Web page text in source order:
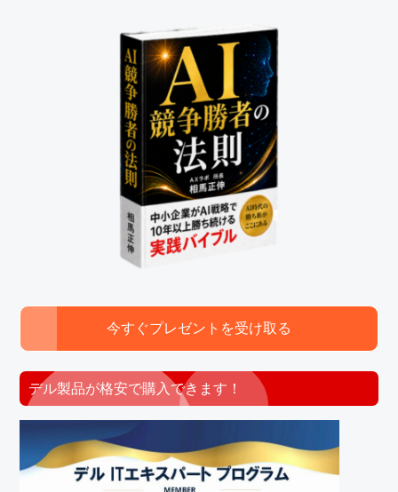
今すぐプレゼントを受け取る
デル製品が格安で購入できます！